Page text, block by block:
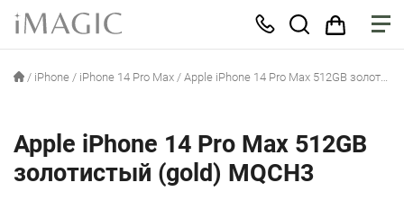
/ iPhone / iPhone 14 Pro Max / Apple iPhone 14 Pro Max 512GB золотистый (gold) MQCH3
Apple iPhone 14 Pro Max 512GB
золотистый (gold) MQCH3